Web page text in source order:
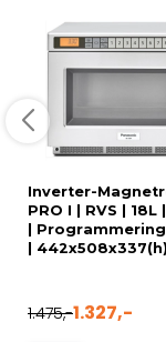
Inverter-
PRO I | RVS | 18L
|
|
1.475,-1.327,-